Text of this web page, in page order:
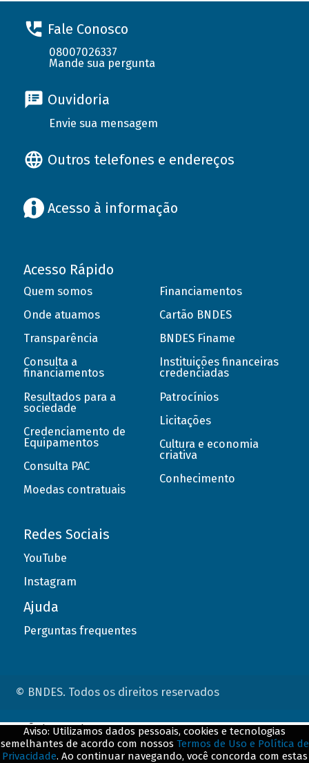
Fale Conosco
08007026337
Mande sua pergunta
Ouvidoria
Envie sua mensagem
Outros telefones e endereços
Acesso à informação
Acesso Rápido
Quem somos
Onde atuamos
Transparência
Consulta a
financiamentos
Resultados para a
sociedade
Credenciamento de
Equipamentos
Consulta PAC
Moedas contratuais
Financiamentos
Cartão BNDES
BNDES Finame
Instituições financeiras
credenciadas
Patrocínios
Licitações
Cultura e economia
criativa
Conhecimento
Redes Sociais
YouTube
Instagram
Ajuda
Perguntas frequentes
© BNDES. Todos os direitos reservados
Aviso: Utilizamos dados pessoais, cookies e tecnologias
semelhantes de acordo com nossos Termos de Uso e Política de
Privacidade. Ao continuar navegando, você concorda com estas
ConteÃºdo complementar
${title}${badge}